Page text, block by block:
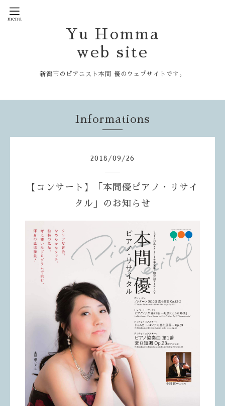
Yu Homma
web site
新潟市のピアニスト本間 優のウェブサイトです。
Informations
2018 /09 /26
【コンサート】「本間優ピアノ・リサイ
タル」のお知らせ